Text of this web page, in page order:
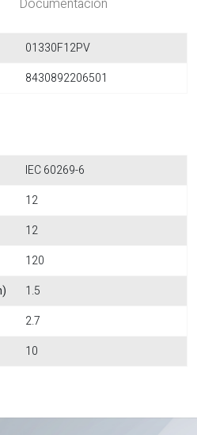
Documentación
01330F12PV
8430892206501
IEC 60269-6
12
12
120
1.5
2.7
10